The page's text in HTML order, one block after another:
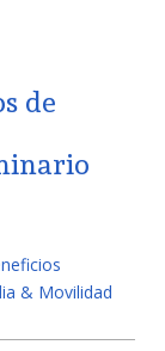
de
& Movilidad